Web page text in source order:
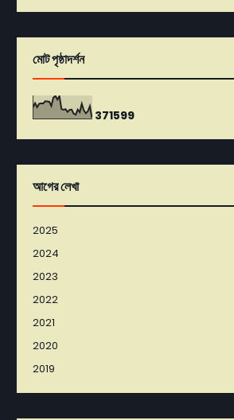
মোট পৃষ্ঠাদর্শন
371599
আগের লেখা
2025
2024
2023
2022
2021
2020
2019